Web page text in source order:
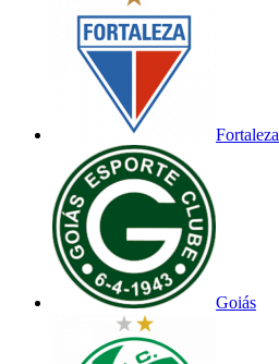
Fortaleza
Goiás